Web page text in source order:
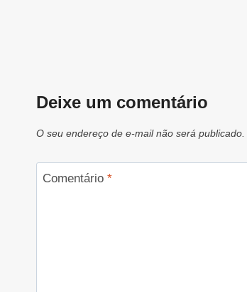
Deixe um comentário
O seu endereço de e-mail não será publicado.
Comentário *